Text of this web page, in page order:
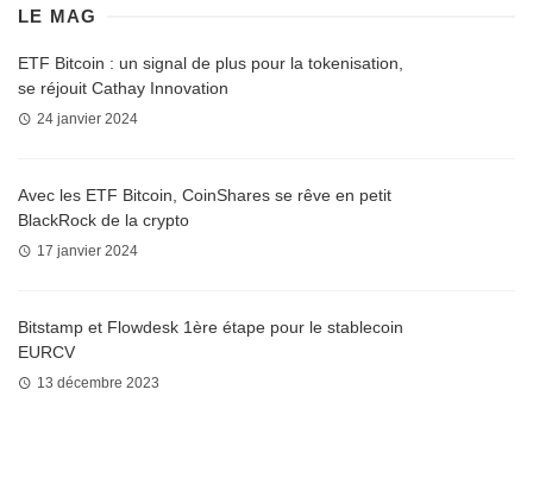
LE MAG
ETF Bitcoin : un signal de plus pour la tokenisation,
se réjouit Cathay Innovation
24 janvier 2024
Avec les ETF Bitcoin, CoinShares se rêve en petit
BlackRock de la crypto
17 janvier 2024
Bitstamp et Flowdesk 1ère étape pour le stablecoin
EURCV
13 décembre 2023